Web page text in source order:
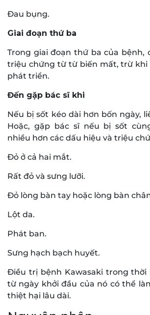
Đau bụng.
Giai đoạn thứ ba
Trong giai đoạn thứ ba của bệnh,
triệu chứng từ từ biến mất, trừ khi
phát triển.
Đến gặp bác sĩ khi
Nếu bị sốt kéo dài hơn bốn ngày,
Hoặc, gặp bác sĩ nếu bị sốt
nhiều hơn các dấu hiệu và triệu
Đỏ ở cả hai mắt.
Rất đỏ và sưng lưỡi.
Đỏ lòng bàn tay hoặc lòng bàn
Lột da.
Phát ban.
Sưng hạch bạch huyết.
Điều trị bệnh Kawasaki trong thời
từ ngày khởi đầu của nó có thể
thiệt hại lâu dài.